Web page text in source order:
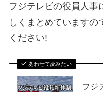
フジテレビの役員人事
しくまとめていますの
ください!
あわせて読みたい
フジ